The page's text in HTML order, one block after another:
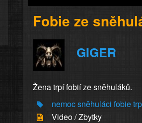
Fobie ze
GIGER
Žena trpí fobií ze sněhuláků.
nemocsněhuláci fobie
Video / Zbytky